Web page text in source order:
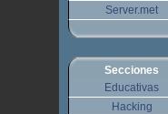
Server.met
Secciones
Educativas
Hacking